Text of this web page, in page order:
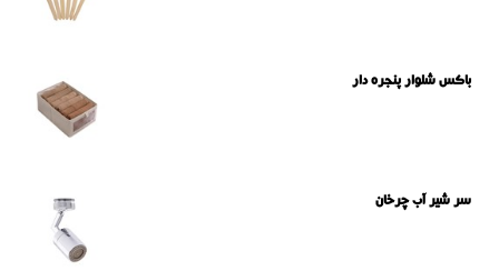
باکس شلوار پنجره دار
سر شیر آب چرخان